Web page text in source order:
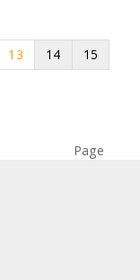
13 14
15
Page